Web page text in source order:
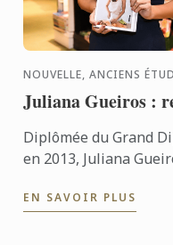
NOUVELLE, ANCIENS
Juliana Gueiros :
Diplômée du Grand
en 2013, Juliana
Après ...
EN SAVOIR PLUS